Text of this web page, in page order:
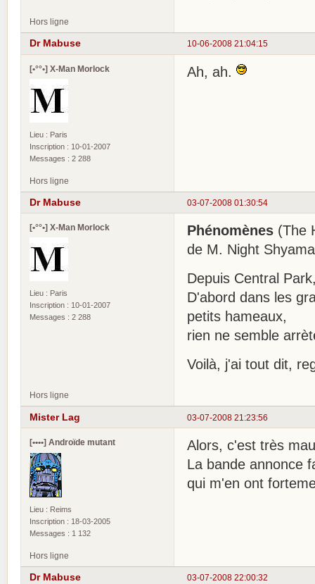
Hors ligne
10-06-2008 21:04:15
Dr Mabuse
[•°°•] X-Man Morlock
Lieu : Paris
Inscription : 10-01-2007
Messages : 2 288
Ah, ah.
Hors ligne
03-07-2008 01:30:54
Dr Mabuse
[•°°•] X-Man Morlock
Lieu : Paris
Inscription : 10-01-2007
Messages : 2 288
Phénomènes (The
de M. Night
Depuis Central
D'abord dans les
petits hameaux,
rien ne semble
Voilà, j'ai tout dit,
Hors ligne
03-07-2008 21:23:56
Mister Lag
[••••] Androïde mutant
Lieu : Reims
Inscription : 18-03-2005
Messages : 1 132
Alors, c'est très
La bande annonce
qui m'en ont
Hors ligne
03-07-2008 22:00:32
Dr Mabuse